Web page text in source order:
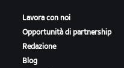
Lavora con noi
Opportunità di partnership
Redazione
Blog